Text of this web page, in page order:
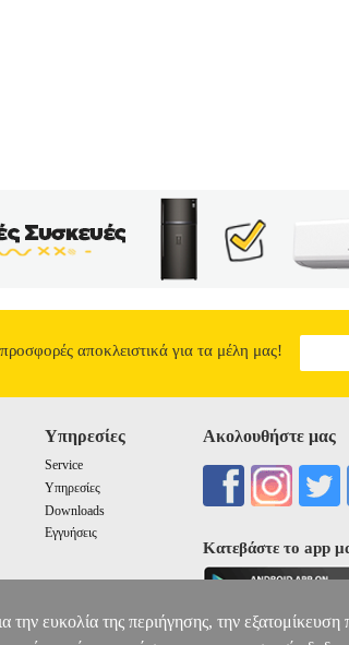
αποκλειστικά για τα μέλη μας!
Υπηρεσίες
Service
Υπηρεσίες
Downloads
Εγγυήσεις
Ακολουθήστε μας
Κατεβάστε το app
την ευκολία της περιήγησης, την